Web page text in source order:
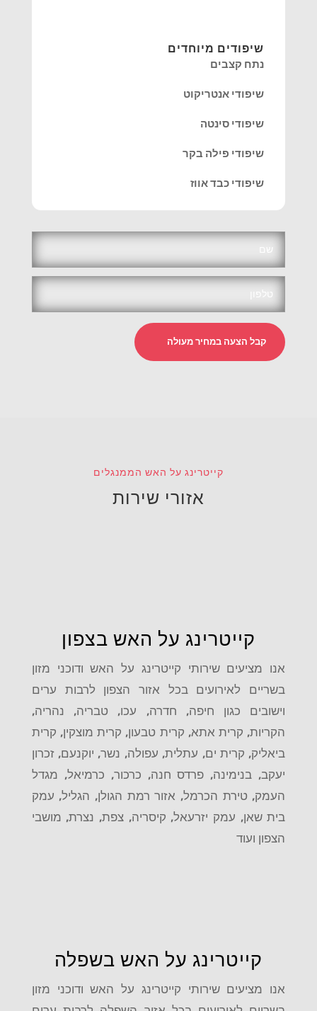
שיפודים מיוחדים
נתח קצבים
שיפודי אנטריקוט
שיפודי סינטה
שיפודי פילה בקר
שיפודי כבד אווז
קבל הצעה במחיר מעולה
קייטרינג על האש הממנגלים
אזורי שירות
קייטרינג על האש בצפון
אנו מציעים שירותי קייטרינג על האש ודוכני מזון
בשריים לאירועים בכל אזור הצפון לרבות ערים
וישובים כגון חיפה, חדרה, עכו, טבריה, נהריה,
הקריות, קרית אתא, קרית טבעון, קרית מוצקין, קרית
ביאליק, קרית ים, עתלית, עפולה, נשר, יוקנעם, זכרון
יעקב, בנימינה, פרדס חנה, כרכור, כרמיאל, מגדל
העמק, טירת הכרמל, אזור רמת הגולן, הגליל, עמק
בית שאן, עמק יזרעאל, קיסריה, צפת, נצרת, מושבי
הצפון ועוד
קייטרינג על האש בשפלה
אנו מציעים שירותי קייטרינג על האש ודוכני מזון